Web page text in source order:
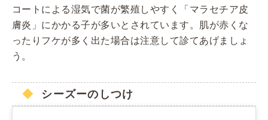
コートによる湿気で菌が繁殖しやすく「マラセチア皮
膚炎」にかかる子が多いとされています。肌が赤くな
ったりフケが多く出た場合は注意して診てあげましょ
う。
シーズーのしつけ